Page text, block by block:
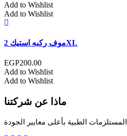
Add to Wishlist
Add to Wishlist
موف ركبه استيك 2XL
EGP200.00
Add to Wishlist
Add to Wishlist
ماذا عن شركتنا
الطبية بأعلى معايير الجودة